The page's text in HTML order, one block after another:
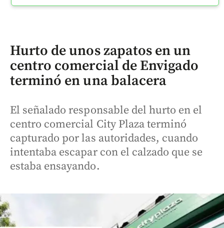
Hurto de unos zapatos en un
centro comercial de Envigado
terminó en una balacera
El señalado responsable del hurto en el
centro comercial City Plaza terminó
capturado por las autoridades, cuando
intentaba escapar con el calzado que se
estaba ensayando.